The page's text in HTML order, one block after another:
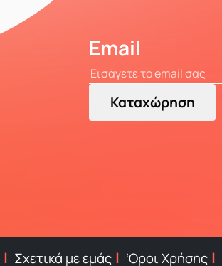
Email
Καταχώρηση
Σχετικά με εμάς ‘Οροι Χρήσης